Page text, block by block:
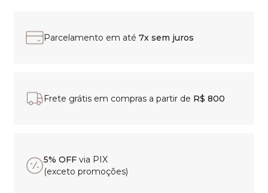
Parcelamento em até 7x sem juros
Frete grátis em compras a partir de R$ 800
5% OFF via PIX
(exceto promoções)